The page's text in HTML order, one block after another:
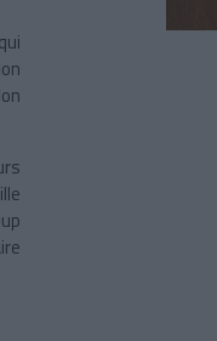
qui